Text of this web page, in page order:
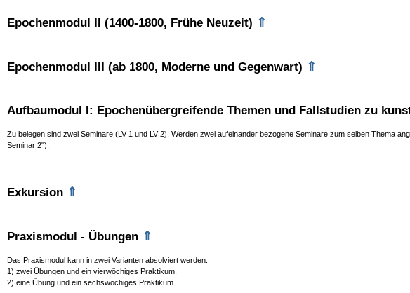
Epochenmodul II (1400-1800, Frühe Neuzeit) ⇑
Epochenmodul III (ab 1800, Moderne und Gegenwart) ⇑
Aufbaumodul I: Epochenübergreifende Themen und Fallstudien zu
Zu belegen sind zwei Seminare (LV 1 und LV 2). Werden zwei aufeinander bezogene Seminare zum selben Thema
Seminar 2").
Exkursion ⇑
Praxismodul - Übungen ⇑
Das Praxismodul kann in zwei Varianten absolviert werden:
1) zwei Übungen und ein vierwöchiges Praktikum,
2) eine Übung und ein sechswöchiges Praktikum.